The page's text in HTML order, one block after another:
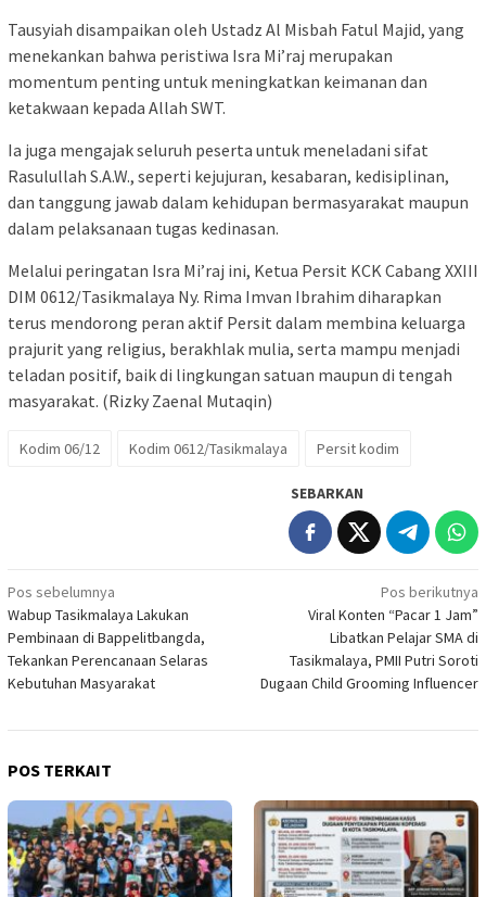
Tausyiah disampaikan oleh Ustadz Al Misbah Fatul Majid, yang
menekankan bahwa peristiwa Isra Mi’raj merupakan
momentum penting untuk meningkatkan keimanan dan
ketakwaan kepada Allah SWT.
Ia juga mengajak seluruh peserta untuk meneladani sifat
Rasulullah S.A.W., seperti kejujuran, kesabaran, kedisiplinan,
dan tanggung jawab dalam kehidupan bermasyarakat maupun
dalam pelaksanaan tugas kedinasan.
Melalui peringatan Isra Mi’raj ini, Ketua Persit KCK Cabang XXIII
DIM 0612/Tasikmalaya Ny. Rima Imvan Ibrahim diharapkan
terus mendorong peran aktif Persit dalam membina keluarga
prajurit yang religius, berakhlak mulia, serta mampu menjadi
teladan positif, baik di lingkungan satuan maupun di tengah
masyarakat. (Rizky Zaenal Mutaqin)
Kodim 06/12 Kodim 0612/Tasikmalaya Persit kodim
SEBARKAN
Navigasi
pos
Pos sebelumnya
Wabup Tasikmalaya Lakukan
Pembinaan di Bappelitbangda,
Tekankan Perencanaan Selaras
Kebutuhan Masyarakat
Pos berikutnya
Viral Konten “Pacar 1 Jam”
Libatkan Pelajar SMA di
Tasikmalaya, PMII Putri Soroti
Dugaan Child Grooming Influencer
POS TERKAIT